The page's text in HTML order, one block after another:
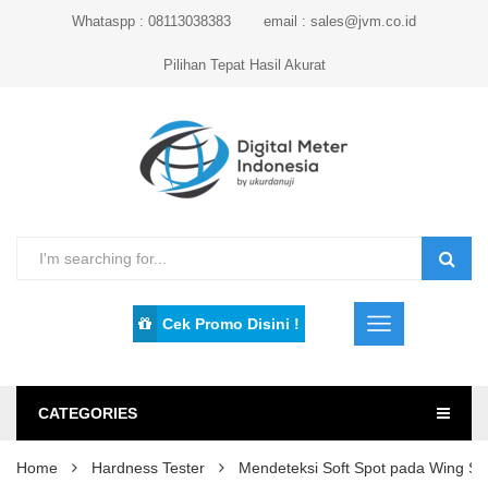
Whataspp : 08113038383 email : sales@jvm.co.id
Pilihan Tepat Hasil Akurat
Cek Promo Disini !
CATEGORIES
Home Hardness Tester Mendeteksi Soft Spot pada Wing